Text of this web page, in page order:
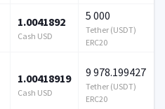
1.0041892
Cash USD
5 000
Tether (USDT)
ERC20
1.00418919
Cash USD
9 978.199427
Tether (USDT)
ERC20